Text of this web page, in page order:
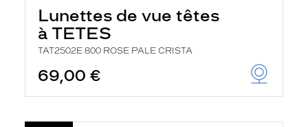
Lunettes de vue têtes
à TETES
TAT2502E 800 ROSE PALE CRISTA
69,00 €